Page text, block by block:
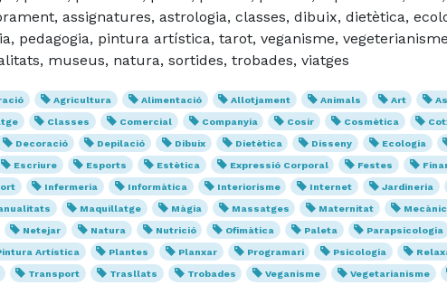
assignatures, astrologia, classes, dibuix, dietètica,
pedagogia, pintura artística, tarot, veganisme, vegeterianisme
museus, natura, sortides, trobades, viatges
Agricultura Alimentació Allotjament Animals Art
Classes Comercial Companyia Cosir Cosmètica
Decoració Depilació Dibuix Dietètica Disseny Ecologia
Escriure Esports Estètica Expressió Corporal Festes
Infermeria Informàtica Interiorisme Internet Jardineria
Maquillatge Màgia Massatges Maternitat
Netejar Natura Nutrició Ofimàtica Paleta Parapsicologia
Artística Plantes Planxar Programari Psicologia
Transport Trasllats Trobades Veganisme Vegetarianisme